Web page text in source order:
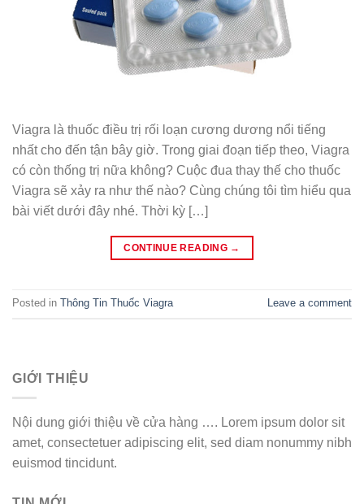
Viagra là thuốc điều trị rối loạn cương dương nổi tiếng
nhất cho đến tận bây giờ. Trong giai đoạn tiếp theo, Viagra
có còn thống trị nữa không? Cuộc đua thay thế cho thuốc
Viagra sẽ xảy ra như thế nào? Cùng chúng tôi tìm hiểu qua
bài viết dưới đây nhé. Thời kỳ […]
CONTINUE READING →
Posted in Thông Tin Thuốc Viagra Leave a comment
GIỚI THIỆU
Nội dung giới thiệu về cửa hàng …. Lorem ipsum dolor sit
amet, consectetuer adipiscing elit, sed diam nonummy nibh
euismod tincidunt.